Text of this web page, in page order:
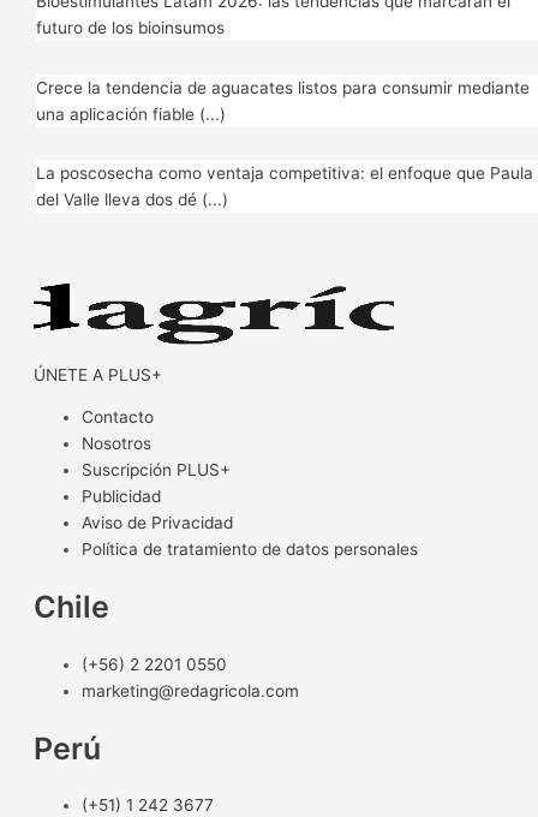
futuro de los bioinsumos
Crece la tendencia de aguacates listos para consumir mediante
una aplicación fiable (...)
La poscosecha como ventaja competitiva: el enfoque que Paula
del Valle lleva dos dé (...)
ÚNETE A PLUS+
Contacto
Nosotros
Suscripción PLUS+
Publicidad
Aviso de Privacidad
Política de tratamiento de datos personales
Chile
(+56) 2 2201 0550
marketing@redagricola.com
Perú
(+51) 1 242 3677